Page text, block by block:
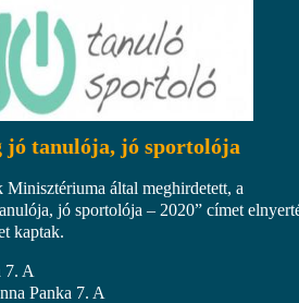
jó tanulója, jó sportolója
által meghirdetett, a
jó sportolója – 2020” címet
kaptak.
7. A
Panka 7. A